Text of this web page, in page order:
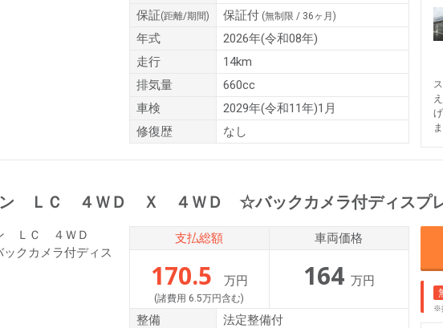
保証(距離/期間) 保証付(無制限 / 36ヶ月)
年式
2026年(令和08年)
走行
14km
排気量
660cc
車検
2029年(令和11年)1月
修復歴
なし
ＬＣ ４ＷＤ Ｘ ４ＷＤ ☆バックカメラ付ディスプ
支払総額
170.5 万円
(諸費用 6.5万円含む)
車両価格
164 万円
整備
法定整備付
※